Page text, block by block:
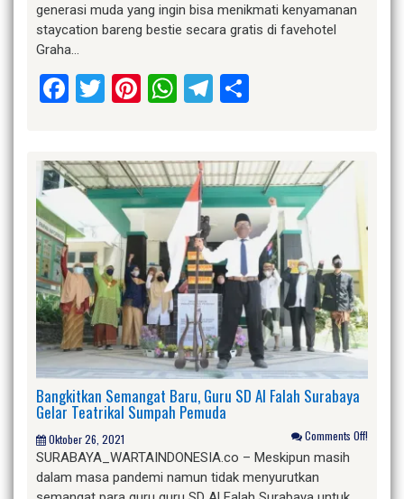
generasi muda yang ingin bisa menikmati kenyamanan
staycation bareng bestie secara gratis di favehotel
Graha…
Facebook
Twitter
Pinterest
WhatsApp
Telegram
Bangkitkan Semangat Baru, Guru SD Al Falah Surabaya
Gelar Teatrikal Sumpah Pemuda
Oktober 26, 2021 Comments Off!
SURABAYA_WARTAINDONESIA.co – Meskipun masih
dalam masa pandemi namun tidak menyurutkan